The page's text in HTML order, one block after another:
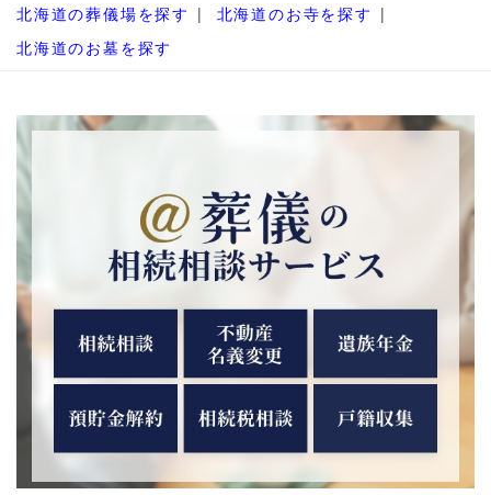
北海道の葬儀場を探す
北海道のお寺を探す
北海道のお墓を探す